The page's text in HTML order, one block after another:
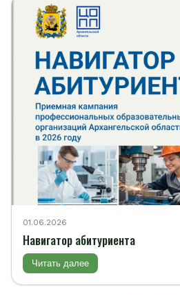
01.06.2026
Навигатор абитуриента
Читать далее